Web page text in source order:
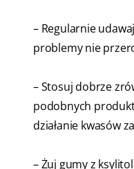
– Regularnie
problemy nie
– Stosuj dobrze
podobnych
działanie kwasów
– Żuj gumy z